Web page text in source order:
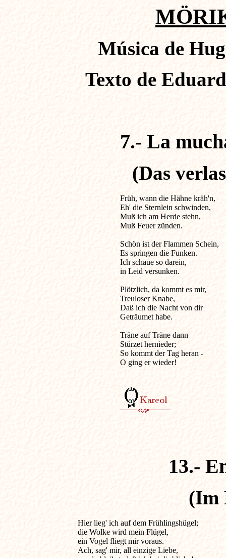
Música de
Texto de
7.- La
(Das
Früh, wann die Hähne
Eh' die Sternlein schwinden,
Muß ich am Herde stehn,
Muß Feuer zünden.
Schön ist der Flammen Schein,
Es springen die Funken.
Ich schaue so darein,
in Leid versunken.
Plötzlich, da kommt es mir,
Treuloser Knabe,
Daß ich die Nacht von dir
Geträumet habe.
Träne auf Träne dann
Stürzet hernieder;
So kommt der Tag heran -
O ging er wieder!
13.-
(Im
Hier lieg' ich auf dem
die Wolke wird mein Flügel,
ein Vogel fliegt mir voraus.
Ach, sag' mir, all einzige Liebe,